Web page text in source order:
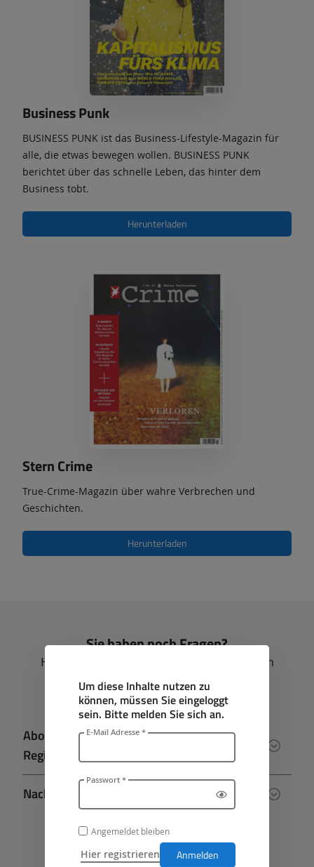
Um diese Inhalte nutzen zu
können, müssen Sie eingeloggt
sein. Bitte melden Sie sich an.
E-Mail Adresse *
Passwort *
Angemeldet bleiben
Hier registrieren Anmelden
Business Punk
BUSINESS PUNK ist das Business-Lifestyle-Magazin für
alle, die etwas bewegen wollen. BUSINESS PUNK
berichtet über das schnelle Leben, das hinter dem
Business tobt.
Herunterladen
Stern Crime
True-Crime-Magazin über wahre Verbrechen und
Geschichten.
Herunterladen
Sie haben noch Fragen?
Hier finden Sie Antworten auf die häufigsten
Fragen zu Abo und Service.
Abonnement | Abo-Start, Family & Friends,
Registrierung
Nachrichten lesen im E-Paper
Wir helfen Ihnen gerne weiter